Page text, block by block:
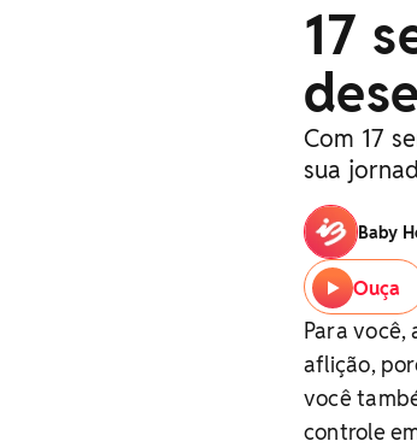
17
Com 17
sua
Baby
Ouça
Para você,
aflição,
você
controle